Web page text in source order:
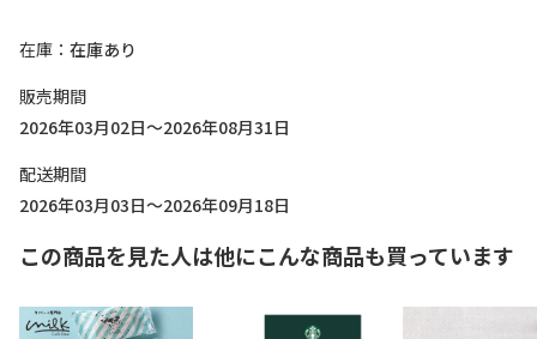
在庫
在庫あり
販売期間
2026年03月02日～2026年08月31日
配送期間
2026年03月03日～2026年09月18日
この商品を見た人は他にこんな商品も買っています